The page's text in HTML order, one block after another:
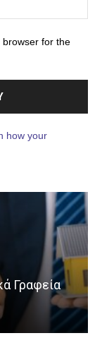
browser for the
how your
Γραφεία